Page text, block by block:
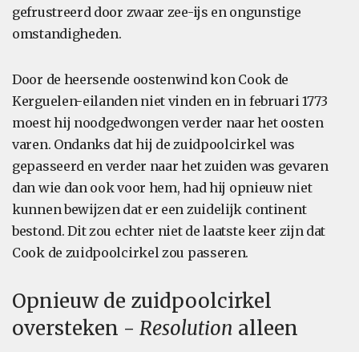
gefrustreerd door zwaar zee-ijs en ongunstige
omstandigheden.
Door de heersende oostenwind kon Cook de
Kerguelen-eilanden niet vinden en in februari 1773
moest hij noodgedwongen verder naar het oosten
varen. Ondanks dat hij de zuidpoolcirkel was
gepasseerd en verder naar het zuiden was gevaren
dan wie dan ook voor hem, had hij opnieuw niet
kunnen bewijzen dat er een zuidelijk continent
bestond. Dit zou echter niet de laatste keer zijn dat
Cook de zuidpoolcirkel zou passeren.
Opnieuw de zuidpoolcirkel
oversteken - Resolution alleen